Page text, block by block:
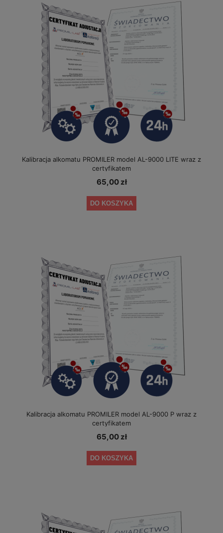
Kalibracja alkomatu PROMILER model AL-9000 LITE wraz z
certyfikatem
65,00 zł
DO KOSZYKA
Kalibracja alkomatu PROMILER model AL-9000 P wraz z
certyfikatem
65,00 zł
DO KOSZYKA